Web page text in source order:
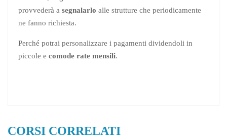
provvederà a segnalarlo alle strutture che periodicamente
ne fanno richiesta.
Perché potrai personalizzare i pagamenti dividendoli in
piccole e comode rate mensili.
CORSI CORRELATI